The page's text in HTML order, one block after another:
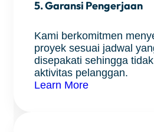
5. Garansi Pengerjaan
Kami berkomitmen
proyek sesuai jadwal
disepakati sehingga
aktivitas pelanggan.
Learn More